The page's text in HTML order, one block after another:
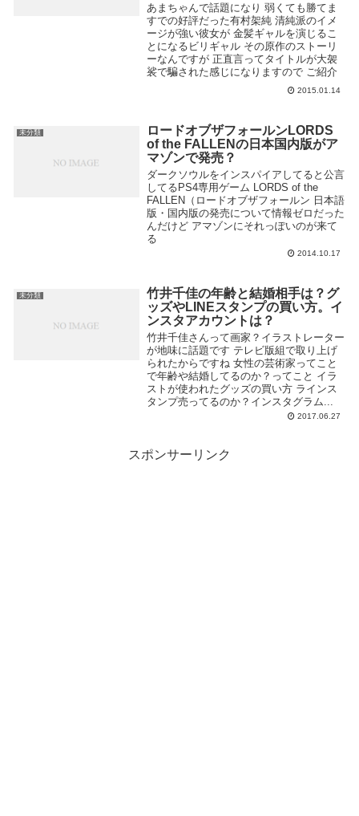
あまちゃんで話題になり 弱くても勝てま
すでの好評だった有村架純 清純派のイメ
ージが強い彼女が 金髪ギャルを演じるこ
とになるビリギャル その原作のストーリ
ーなんですが 正直言ってタイトルが大袈
裟で騙された感じになりますので ご紹介
2015.01.14
未分類
ロードオブザフォールンLORDS
of the FALLENの日本国内版がア
マゾンで発売？
ダークソウルをインスパイアしてると公言
してるPS4専用ゲーム LORDS of the
FALLEN（ロードオブザフォールン 日本語
版・国内版の発売について情報ゼロだった
んだけど アマゾンにそれっぽいのが来て
る
2014.10.17
未分類
竹井千佳の年齢と結婚相手は？グ
ッズやLINEスタンプの買い方。イ
ンスタアカウントは？
竹井千佳さんって画家？イラストレーター
が地味に話題です テレビ版組で取り上げ
られたからですね 女性の芸術家ってこと
で年齢や結婚してるのか？ってこと イラ
ストが使われたグッズの買い方 ラインス
タンプ売ってるのか？インスタグラム...
2017.06.27
スポンサーリンク